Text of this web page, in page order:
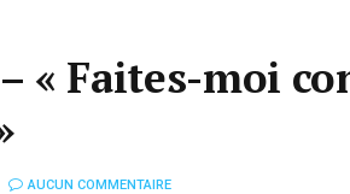
« Faites-moi
AUCUN COMMENTAIRE